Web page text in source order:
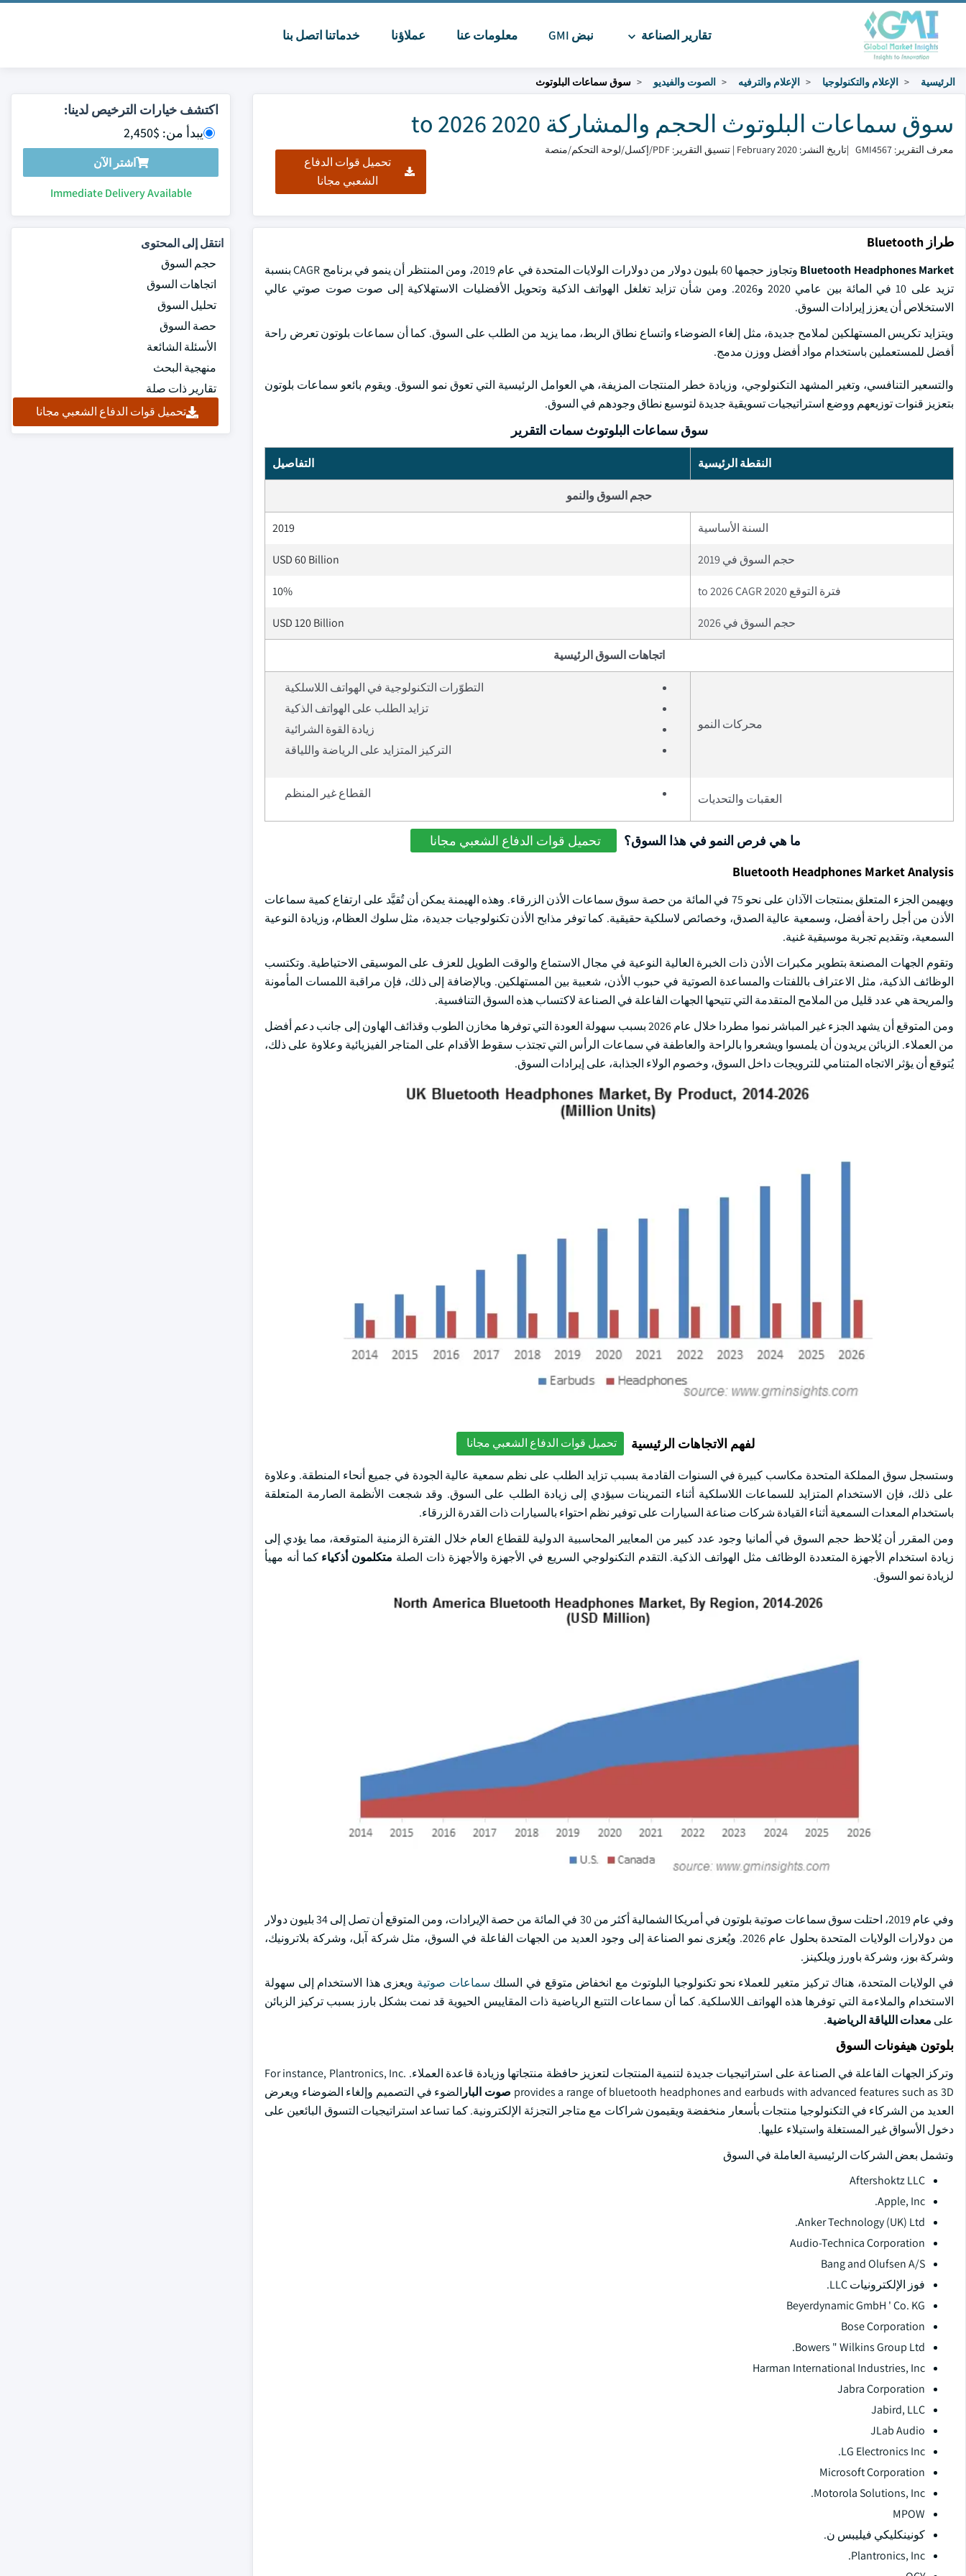
تقارير الصناعة نبض GMI معلومات عنا عملاؤنا خدماتنا اتصل بنا
الرئيسية الإعلام والتكنولوجيا الإعلام والترفيه الصوت والفيديو سوق سماعات البلوتوث
سوق سماعات البلوتوث الحجم والمشاركة 2020 to 2026
معرف التقرير: GMI4567 |تاريخ النشر: February 2020 | تنسيق التقرير: PDF/إكسل/لوحة التحكم/منصة
تحميل قوات الدفاع
الشعبي مجانا
اكتشف خيارات الترخيص لدينا:
يبدأ من: $2,450
اشتر الآن
Immediate Delivery Available
طراز Bluetooth
Bluetooth Headphones Market
وتجاوز حجمها 60 بليون دولار من دولارات الولايات المتحدة في عام 2019، ومن المنتظر أن ينمو في برنامج CAGR بنسبة
تزيد على 10 في المائة بين عامي 2020 و2026. ومن شأن تزايد تغلغل الهواتف الذكية وتحويل الأفضليات الاستهلاكية إلى صوت صوت صوتي عالي
الاستخلاص أن يعزز إيرادات السوق.
ويتزايد تكريس المستهلكين لملامح جديدة، مثل إلغاء الضوضاء واتساع نطاق الربط، مما يزيد من الطلب على السوق. كما أن سماعات بلوتون تعرض راحة
أفضل للمستعملين باستخدام مواد أفضل ووزن مدمج.
والتسعير التنافسي، وتغير المشهد التكنولوجي، وزيادة خطر المنتجات المزيفة، هي العوامل الرئيسية التي تعوق نمو السوق. ويقوم بائعو سماعات بلوتون
بتعزيز قنوات توزيعهم ووضع استراتيجيات تسويقية جديدة لتوسيع نطاق وجودهم في السوق.
سوق سماعات البلوتوث سمات التقرير
النقطة الرئيسية التفاصيل
حجم السوق والنمو
السنة الأساسية 2019
حجم السوق في 2019 USD 60 Billion
فترة التوقع 2020 to 2026 CAGR 10%
حجم السوق في 2026 USD 120 Billion
اتجاهات السوق الرئيسية
محركات النمو
التطوّرات التكنولوجية في الهواتف اللاسلكية
تزايد الطلب على الهواتف الذكية
زيادة القوة الشرائية
التركيز المتزايد على الرياضة واللياقة
العقبات والتحديات القطاع غير المنظم
ما هي فرص النمو في هذا السوق؟
تحميل قوات الدفاع الشعبي مجانا
Bluetooth Headphones Market Analysis
ويهيمن الجزء المتعلق بمنتجات الآذان على نحو 75 في المائة من حصة سوق سماعات الأذن الزرقاء. وهذه الهيمنة يمكن أن تُقيَّد على ارتفاع كمية سماعات
الأذن من أجل راحة أفضل، وسمعية عالية الصدق، وخصائص لاسلكية حقيقية. كما توفر مذابح الأذن تكنولوجيات جديدة، مثل سلوك العظام، وزيادة النوعية
السمعية، وتقديم تجربة موسيقية غنية.
وتقوم الجهات المصنعة بتطوير مكبرات الأذن ذات الخبرة العالية النوعية في مجال الاستماع والوقت الطويل للعزف على الموسيقى الاحتياطية. وتكتسب
الوظائف الذكية، مثل الاعتراف باللفتات والمساعدة الصوتية في حبوب الأذن، شعبية بين المستهلكين. وبالإضافة إلى ذلك، فإن مراقبة اللمسات المأمونة
والمريحة هي عدد قليل من الملامح المتقدمة التي تتيحها الجهات الفاعلة في الصناعة لاكتساب هذه السوق التنافسية.
ومن المتوقع أن يشهد الجزء غير المباشر نموا مطردا خلال عام 2026 بسبب سهولة العودة التي توفرها مخازن الطوب وقذائف الهاون إلى جانب دعم أفضل
من العملاء. الزبائن يريدون أن يلمسوا ويشعروا بالراحة والعاطفة في سماعات الرأس التي تجتذب سقوط الأقدام على المتاجر الفيزيائية وعلاوة على ذلك،
يُتوقع أن يؤثر الاتجاه المتنامي للترويجات داخل السوق، وخصوم الولاء الجذابة، على إيرادات السوق.
لفهم الاتجاهات الرئيسية تحميل قوات الدفاع الشعبي مجانا
وستسجل سوق المملكة المتحدة مكاسب كبيرة في السنوات القادمة بسبب تزايد الطلب على نظم سمعية عالية الجودة في جميع أنحاء المنطقة. وعلاوة
على ذلك، فإن الاستخدام المتزايد للسماعات اللاسلكية أثناء التمرينات سيؤدي إلى زيادة الطلب على السوق. وقد شجعت الأنظمة الصارمة المتعلقة
باستخدام المعدات السمعية أثناء القيادة شركات صناعة السيارات على توفير نظم احتواء بالسيارات ذات القدرة الزرقاء.
ومن المقرر أن يُلاحظ حجم السوق في ألمانيا وجود عدد كبير من المعايير المحاسبية الدولية للقطاع العام خلال الفترة الزمنية المتوقعة، مما يؤدي إلى
زيادة استخدام الأجهزة المتعددة الوظائف مثل الهواتف الذكية. التقدم التكنولوجي السريع في الأجهزة والأجهزة ذات الصلة متكلمون أذكياء كما أنه مهيأ
لزيادة نمو السوق.
وفي عام 2019، احتلت سوق سماعات صوتية بلوتون في أمريكا الشمالية أكثر من 30 في المائة من حصة الإيرادات، ومن المتوقع أن تصل إلى 34 بليون دولار
من دولارات الولايات المتحدة بحلول عام 2026. ويُعزى نمو الصناعة إلى وجود العديد من الجهات الفاعلة في السوق، مثل شركة آبل، وشركة بلاترونيك،
وشركة بوز، وشركة باورز ويلكينز.
في الولايات المتحدة، هناك تركيز متغير للعملاء نحو تكنولوجيا البلوتوث مع انخفاض متوقع في السلك سماعات صوتية ويعزى هذا الاستخدام إلى سهولة
الاستخدام والملاءمة التي توفرها هذه الهواتف اللاسلكية. كما أن سماعات التتبع الرياضية ذات المقاييس الحيوية قد نمت بشكل بارز بسبب تركيز الزبائن
على معدات اللياقة الرياضية.
بلوتون هيفونات السوق
وتركز الجهات الفاعلة في الصناعة على استراتيجيات جديدة لتنمية المنتجات لتعزيز حافظة منتجاتها وزيادة قاعدة العملاء. For instance, Plantronics, Inc.
provides a range of bluetooth headphones and earbuds with advanced features such as 3D صوت البار الضوء في التصميم وإلغاء الضوضاء ويعرض
العديد من الشركاء في التكنولوجيا منتجات بأسعار منخفضة ويقيمون شراكات مع متاجر التجزئة الإلكترونية. كما تساعد استراتيجيات التسوق البائعين على
دخول الأسواق غير المستغلة واستيلاء عليها.
وتشمل بعض الشركات الرئيسية العاملة في السوق
Aftershoktz LLC
Apple, Inc.
Anker Technology (UK) Ltd.
Audio-Technica Corporation
Bang and Olufsen A/S
فوز الإلكترونيات LLC.
Beyerdynamic GmbH ' Co. KG
Bose Corporation
Bowers " Wilkins Group Ltd.
Harman International Industries, Inc
Jabra Corporation
Jabird, LLC
JLab Audio
LG Electronics Inc.
Microsoft Corporation
Motorola Solutions, Inc.
MPOW
كونينكليكي فيليبس ن.
Plantronics, Inc.
انتقل إلى المحتوى
حجم السوق
اتجاهات السوق
تحليل السوق
حصة السوق
الأسئلة الشائعة
منهجية البحث
تقارير ذات صلة
تحميل قوات الدفاع الشعبي مجانا